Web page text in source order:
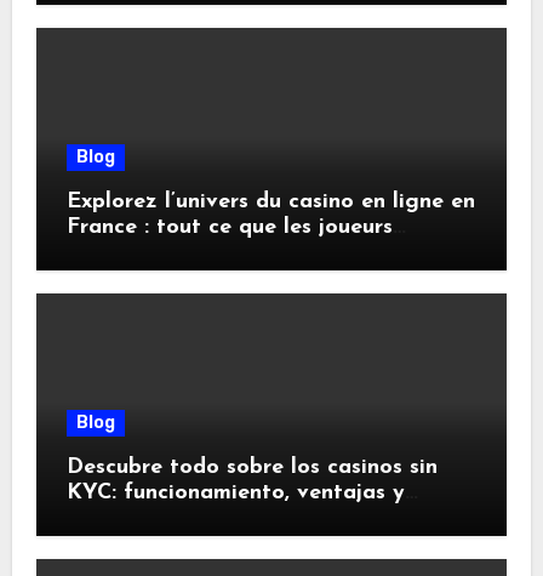
Blog
Explorez l’univers du casino en ligne en
France : tout ce que les joueurs
Blog
Descubre todo sobre los casinos sin
KYC: funcionamiento, ventajas y